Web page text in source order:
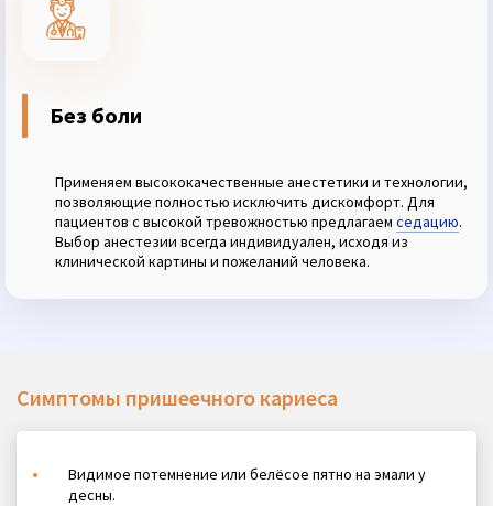
Без боли
Применяем высококачественные анестетики и технологии,
позволяющие полностью исключить дискомфорт. Для
пациентов с высокой тревожностью предлагаем седацию.
Выбор анестезии всегда индивидуален, исходя из
клинической картины и пожеланий человека.
Симптомы пришеечного кариеса
Видимое потемнение или белёсое пятно на эмали у
десны.